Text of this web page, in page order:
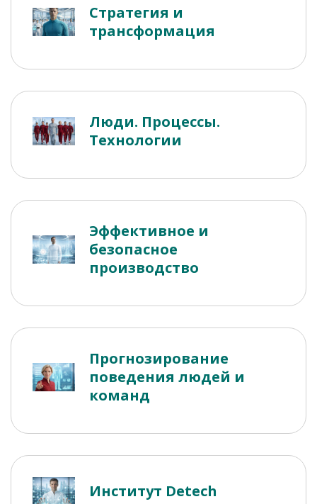
Стратегия и
трансформация
Люди. Процессы.
Технологии
Эффективное и
безопасное
производство
Прогнозирование
поведения людей и
команд
Институт Detech